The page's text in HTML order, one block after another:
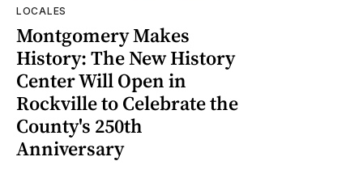
LOCALES
Montgomery Makes
History: The New History
Center Will Open in
Rockville to Celebrate the
County's 250th
Anniversary